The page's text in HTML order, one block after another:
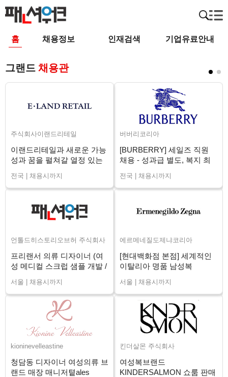
홈 채용정보 인재검색 기업유료안내
그랜드 채용관
주식회사이랜드리테일
이랜드리테일과 새로운 가능
성과 꿈을 펼쳐갈 열정 있는
전국 | 채용시까지
버버리코리아
[BURBERRY] 세일즈 직원
채용 - 성과급 별도, 복지 최
전국 | 채용시까지
언톨드히스토리오브허 주식회사
프리랜서 의류 디자이너 (여
성 메디컬 스크럽 샘플 개발 /
서울 | 채용시까지
에르메네질도제냐코리아
[현대백화점 본점] 세계적인
이탈리아 명품 남성복
서울 | 채용시까지
kioninevelleastine
청담동 디자이너 여성의류 브
랜드 매장 매니저톁ales
킨더살몬 주식회사
여성복브랜드
KINDERSALMON 쇼룸 판매